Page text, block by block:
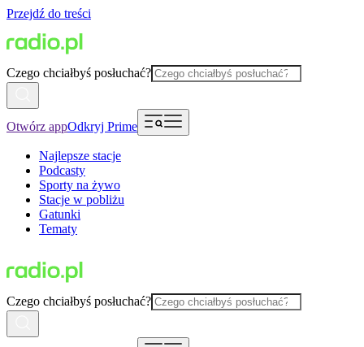
Przejdź do treści
Czego chciałbyś posłuchać?
Otwórz appOdkryj Prime
Najlepsze stacje
Podcasty
Sporty na żywo
Stacje w pobliżu
Gatunki
Tematy
Czego chciałbyś posłuchać?